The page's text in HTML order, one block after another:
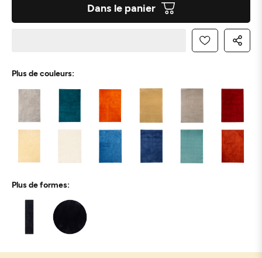
Dans le panier
Plus de couleurs:
Plus de formes: